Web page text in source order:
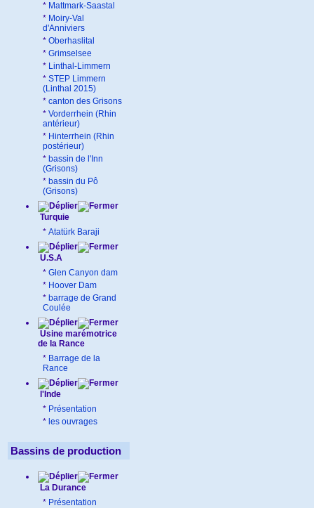
* Mattmark-Saastal
* Moiry-Val
d'Anniviers
* Oberhaslital
* Grimselsee
* Linthal-Limmern
* STEP Limmern
(Linthal 2015)
* canton des Grisons
* Vorderrhein (Rhin
antérieur)
* Hinterrhein (Rhin
postérieur)
* bassin de l'Inn
(Grisons)
* bassin du Pô
(Grisons)
Turquie
* Atatürk Baraji
U.S.A
* Glen Canyon dam
* Hoover Dam
* barrage de Grand
Coulée
Usine marémotrice
de la Rance
* Barrage de la
Rance
l'Inde
* Présentation
* les ouvrages
Bassins de production
La Durance
* Présentation